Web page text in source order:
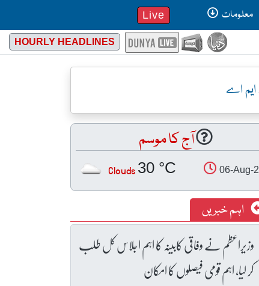
معلومات Live
HOURLY HEADLINES
ایم اے
آج کا موسم
06-Aug-
30 °C
Clouds
اہم خبریں
وزیراعظم نے وفاقی کابینہ کا اہم اجلاس کل طلب
کر لیا، اہم قومی فیصلوں کا امکان